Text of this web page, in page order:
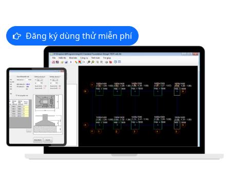
Đăng ký dùng thử miễn phí